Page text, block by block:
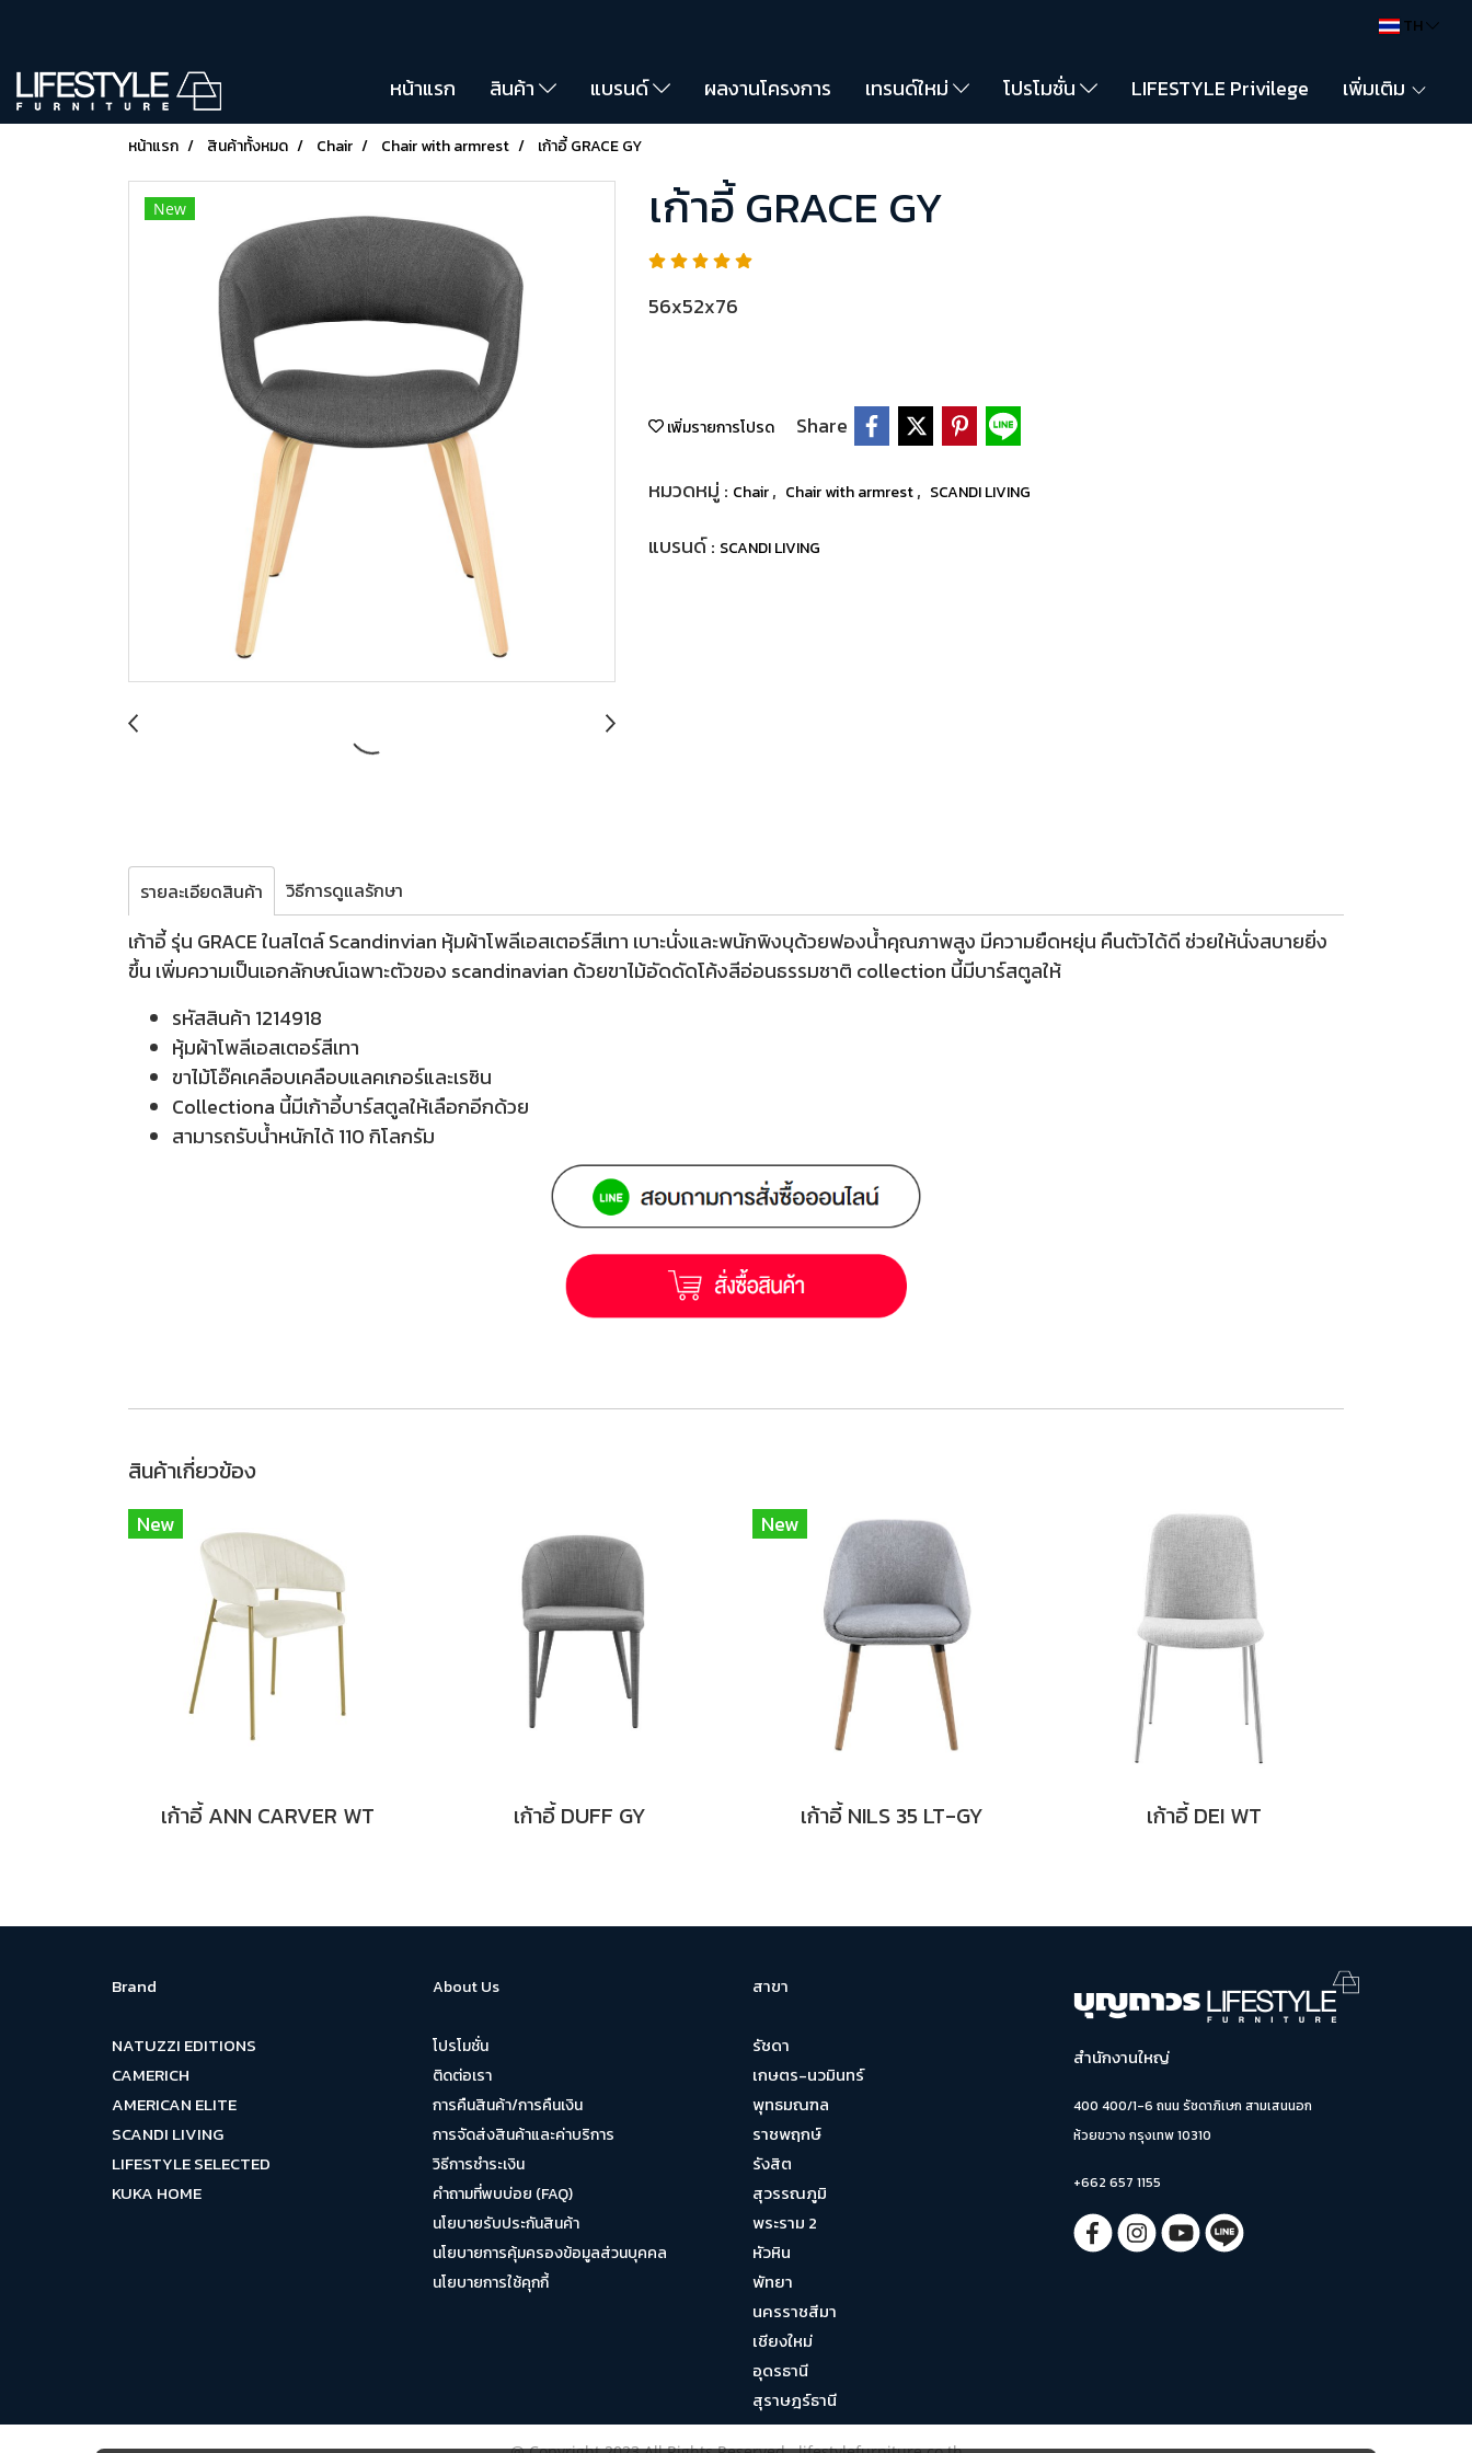
TH
หน้าแรก สินค้า แบรนด์ ผลงานโครงการ เทรนด์ใหม่ โปรโมชั่น LIFESTYLE Privilege เพิ่มเติม
หน้าแรก สินค้าทั้งหมด Chair Chair with armrest เก้าอี้ GRACE GY
New เก้าอี้ GRACE GY
56x52x76
เพิ่มรายการโปรด Share
หมวดหมู่ : Chair, Chair with armrest, SCANDI LIVING
แบรนด์ : SCANDI LIVING
รายละเอียดสินค้า วิธีการดูแลรักษา
เก้าอี้ รุ่น GRACE ในสไตล์ Scandinvian หุ้มผ้าโพลีเอสเตอร์สีเทา เบาะนั่งและพนักพิงบุด้วยฟองน้ำคุณภาพสูง มีความยืดหยุ่น คืนตัวได้ดี ช่วยให้นั่งสบายยิ่ง
ขึ้น เพิ่มความเป็นเอกลักษณ์เฉพาะตัวของ scandinavian ด้วยขาไม้อัดดัดโค้งสีอ่อนธรรมชาติ collection นี้มีบาร์สตูลให้
รหัสสินค้า 1214918
หุ้มผ้าโพลีเอสเตอร์สีเทา
ขาไม้โอ๊คเคลือบเคลือบแลคเกอร์และเรซิน
Collectiona นี้มีเก้าอี้บาร์สตูลให้เลือกอีกด้วย
สามารถรับน้ำหนักได้ 110 กิโลกรัม
สินค้าเกี่ยวข้อง
New
เก้าอี้ ANN CARVER WT เก้าอี้ DUFF GY
New
เก้าอี้ NILS 35 LT-GY เก้าอี้ DEI WT
Brand
NATUZZI EDITIONS
CAMERICH
AMERICAN ELITE
SCANDI LIVING
LIFESTYLE SELECTED
KUKA HOME
About Us
โปรโมชั่น
ติดต่อเรา
การคืนสินค้า/การคืนเงิน
การจัดส่งสินค้าและค่าบริการ
วิธีการชำระเงิน
คำถามที่พบบ่อย (FAQ)
นโยบายรับประกันสินค้า
นโยบายการคุ้มครองข้อมูลส่วนบุคคล
นโยบายการใช้คุกกี้
สาขา
รัชดา
เกษตร-นวมินทร์
พุทธมณฑล
ราชพฤกษ์
รังสิต
สุวรรณภูมิ
พระราม 2
หัวหิน
พัทยา
นครราชสีมา
เชียงใหม่
อุดรธานี
สุราษฎร์ธานี
สำนักงานใหญ่
400 400/1-6 ถนน รัชดาภิเษก สามเสนนอก
ห้วยขวาง กรุงเทพ 10310
+662 657 1155